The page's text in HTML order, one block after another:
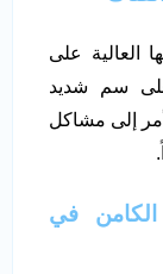
العالية على
سم شديد
إلى مشاكل
في